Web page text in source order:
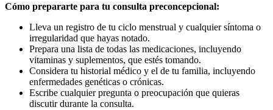
Cómo prepararte para tu consulta preconcepcional:
Lleva un registro de tu ciclo menstrual y cualquier síntoma o
irregularidad que hayas notado.
Prepara una lista de todas las medicaciones, incluyendo
vitaminas y suplementos, que estés tomando.
Considera tu historial médico y el de tu familia, incluyendo
enfermedades genéticas o crónicas.
Escribe cualquier pregunta o preocupación que quieras
discutir durante la consulta.